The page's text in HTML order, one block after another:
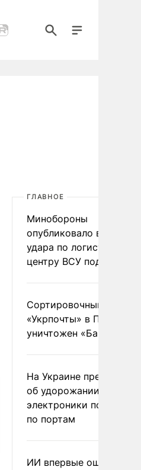
ГЛАВНОЕ
Минобороны
опубликовало видео
удара по
центру ВСУ под Киевом
Сортировочный пункт
«Укрпочты» в
уничтожен
На Украине
об удорожании
электроники после
по портам
ИИ впервые